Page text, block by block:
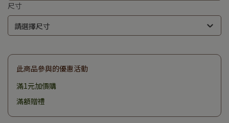
尺寸
請選擇尺寸
此商品參與的優惠活動
滿1元加價購
滿額贈禮